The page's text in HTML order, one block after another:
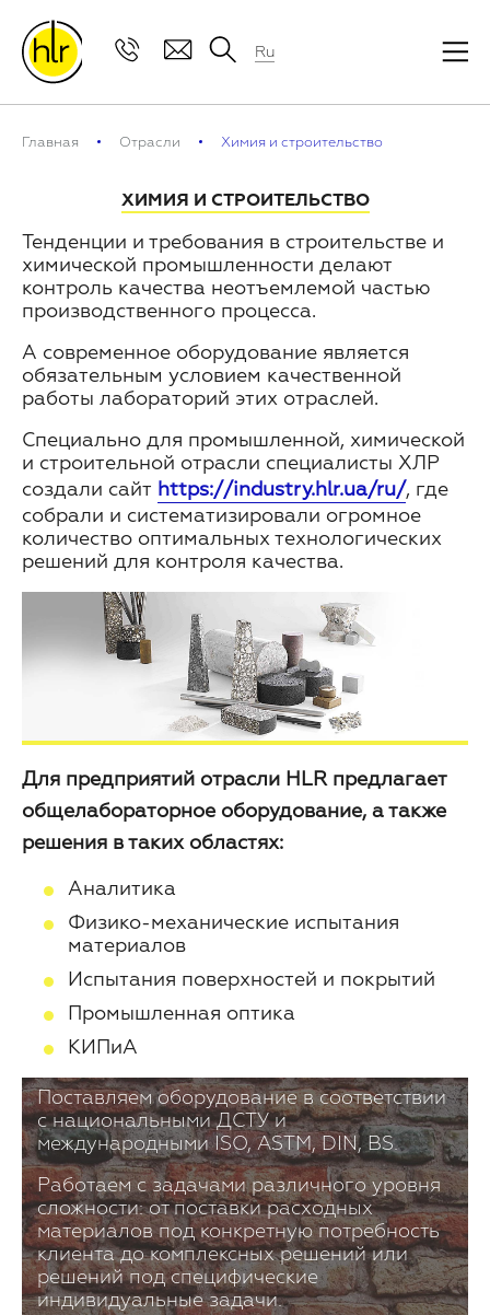
Ru
Главная Отрасли Химия и строительство
ХИМИЯ И СТРОИТЕЛЬСТВО
Тенденции и требования в строительстве и
химической промышленности делают
контроль качества неотъемлемой частью
производственного процесса.
А современное оборудование является
обязательным условием качественной
работы лабораторий этих отраслей.
Специально для промышленной, химической
и строительной отрасли специалисты ХЛР
создали сайт https://industry.hlr.ua/ru/, где
собрали и систематизировали огромное
количество оптимальных технологических
решений для контроля качества.
Для предприятий отрасли HLR предлагает
общелабораторное оборудование, а также
решения в таких областях:
Аналитика
Физико-механические испытания
материалов
Испытания поверхностей и покрытий
Промышленная оптика
КИПиА
Поставляем оборудование в соответствии
с национальными ДСТУ и
международными ISO, ASTM, DIN, BS.
Работаем с задачами различного уровня
сложности: от поставки расходных
материалов под конкретную потребность
клиента до комплексных решений или
решений под специфические
индивидуальные задачи.